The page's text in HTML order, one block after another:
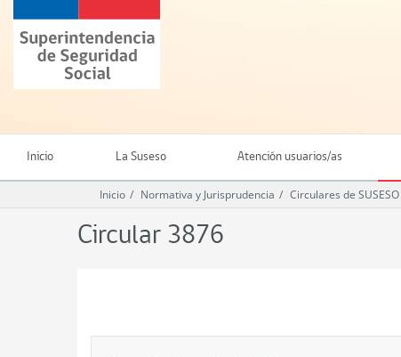
contenido
principal
Superintendencia
de
Seguridad
(SUSESO)
Chile
Inicio La Suseso Atención usuarios/as
Inicio Normativa y Jurisprudencia Circulares de SUSESO
Circular 3876